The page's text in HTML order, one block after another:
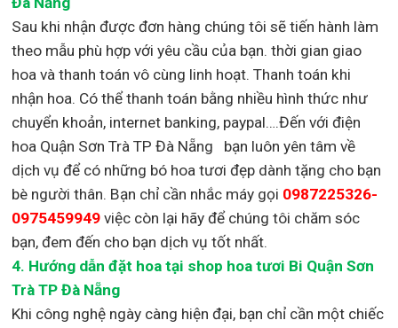
Sau khi nhận được đơn hàng chúng tôi sẽ tiến hành làm
theo mẫu phù hợp với yêu cầu của bạn. thời gian giao
hoa và thanh toán vô cùng linh hoạt. Thanh toán khi
nhận hoa. Có thể thanh toán bằng nhiều hình thức như
chuyển khoản, internet banking, paypal….Đến với điện
hoa Quận Sơn Trà TP Đà Nẵng bạn luôn yên tâm về
dịch vụ để có những bó hoa tươi đẹp dành tặng cho bạn
bè người thân. Bạn chỉ cần nhắc máy gọi 0987225326-
0975459949việc còn lại hãy để chúng tôi chăm sóc
bạn, đem đến cho bạn dịch vụ tốt nhất.
4. Hướng dẫn đặt hoa tại shop hoa tươi Bi Quận Sơn
Trà TP Đà Nẵng
Khi công nghệ ngày càng hiện đại, bạn chỉ cần một chiếc